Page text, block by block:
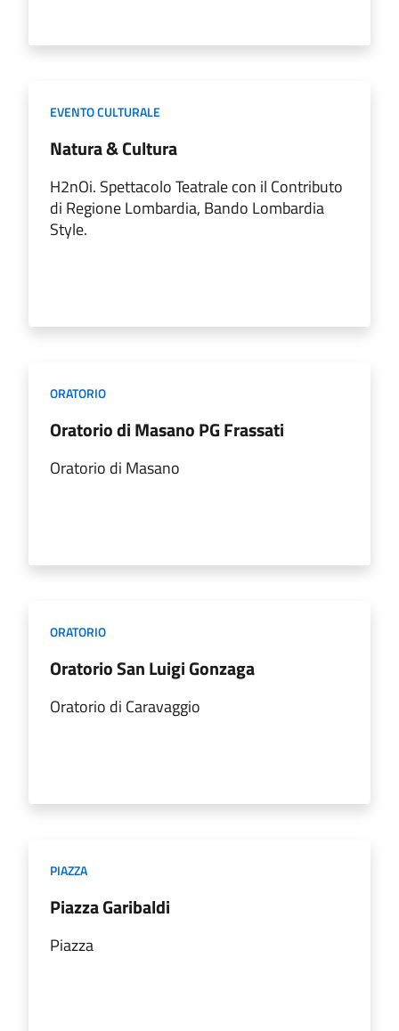
EVENTO CULTURALE
Natura & Cultura
H2nOi. Spettacolo Teatrale con il Contributo
di Regione Lombardia, Bando Lombardia
Style.
ORATORIO
Oratorio di Masano PG Frassati
Oratorio di Masano
ORATORIO
Oratorio San Luigi Gonzaga
Oratorio di Caravaggio
PIAZZA
Piazza Garibaldi
Piazza